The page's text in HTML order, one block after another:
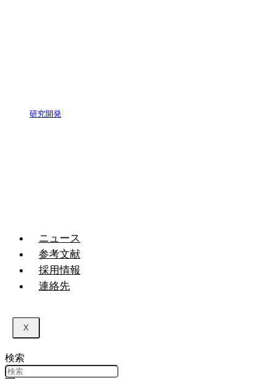
研究開発
ニュース
参考文献
採用情報
連絡先
X
検索